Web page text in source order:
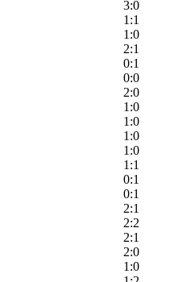
3:0
1:1
1:0
2:1
0:1
0:0
2:0
1:0
1:0
1:0
1:0
1:1
0:1
0:1
2:1
2:2
2:1
2:0
1:0